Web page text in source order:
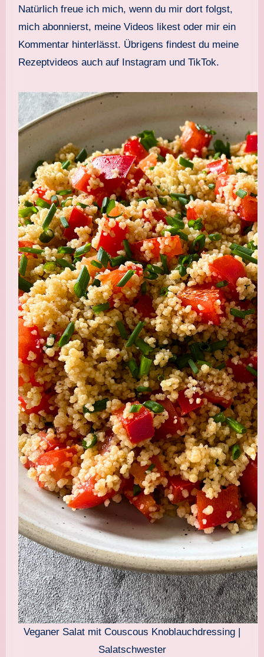
Natürlich freue ich mich, wenn du mir dort folgst,
mich abonnierst, meine Videos likest oder mir ein
Kommentar hinterlässt. Übrigens findest du meine
Rezeptvideos auch auf Instagram und TikTok.
Veganer Salat mit Couscous Knoblauchdressing |
Salatschwester